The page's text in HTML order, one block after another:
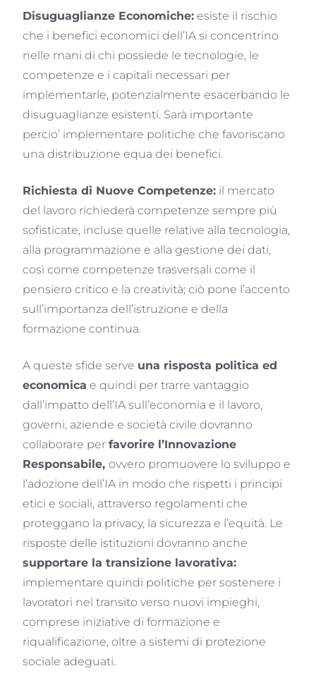
Disuguaglianze Economiche: esiste il rischio
che i benefici economici dell’IA si concentrino
nelle mani di chi possiede le tecnologie, le
competenze e i capitali necessari per
implementarle, potenzialmente esacerbando le
disuguaglianze esistenti. Sarà importante
percio’ implementare politiche che favoriscano
una distribuzione equa dei benefici.
Richiesta di Nuove Competenze: il mercato
del lavoro richiederà competenze sempre più
sofisticate, incluse quelle relative alla tecnologia,
alla programmazione e alla gestione dei dati,
così come competenze trasversali come il
pensiero critico e la creatività; ciò pone l’accento
sull’importanza dell’istruzione e della
formazione continua.
A queste sfide serve una risposta politica ed
economica e quindi per trarre vantaggio
dall’impatto dell’IA sull’economia e il lavoro,
governi, aziende e società civile dovranno
collaborare perfavorire l’Innovazione
Responsabile,ovvero promuovere lo sviluppo e
l’adozione dell’IA in modo che rispetti i principi
etici e sociali, attraverso regolamenti che
proteggano la privacy, la sicurezza e l’equità. Le
risposte delle istituzioni dovranno anche
supportare la transizione lavorativa:
implementare quindi politiche per sostenere i
lavoratori nel transito verso nuovi impieghi,
comprese iniziative di formazione e
riqualificazione, oltre a sistemi di protezione
sociale adeguati.